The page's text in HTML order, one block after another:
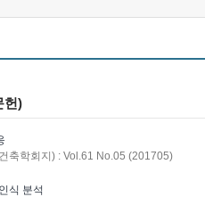
헌)
축학회지) : Vol.61 No.05 (201705)
식 분석